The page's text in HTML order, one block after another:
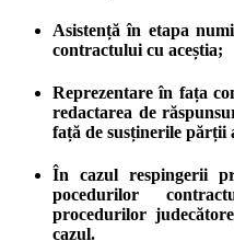
Asistență în etapa
contractului cu aceștia;
Reprezentare în fața
redactarea de
față de susținerile părții
În cazul respingerii
pocedurilor
procedurilor
cazul.